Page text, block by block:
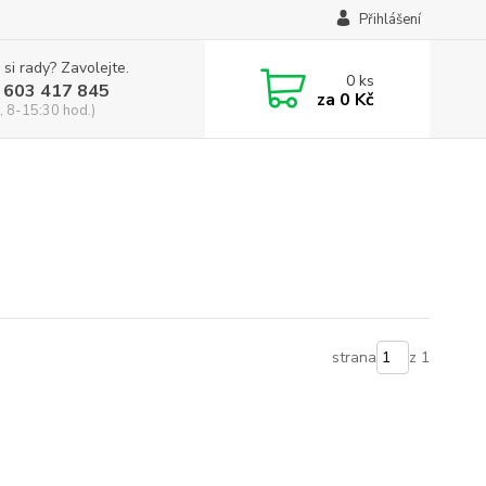
Přihlášení
rady? Zavolejte.
417 845
8-15:30 hod.)
0ks
za 0 Kč
strana z 1